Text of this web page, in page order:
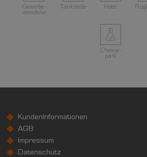
Gewerbe­
immobilie
Tankstelle Hotel
Chemie­
park
KundenInformationen
AGB
Impressum
Datenschutz